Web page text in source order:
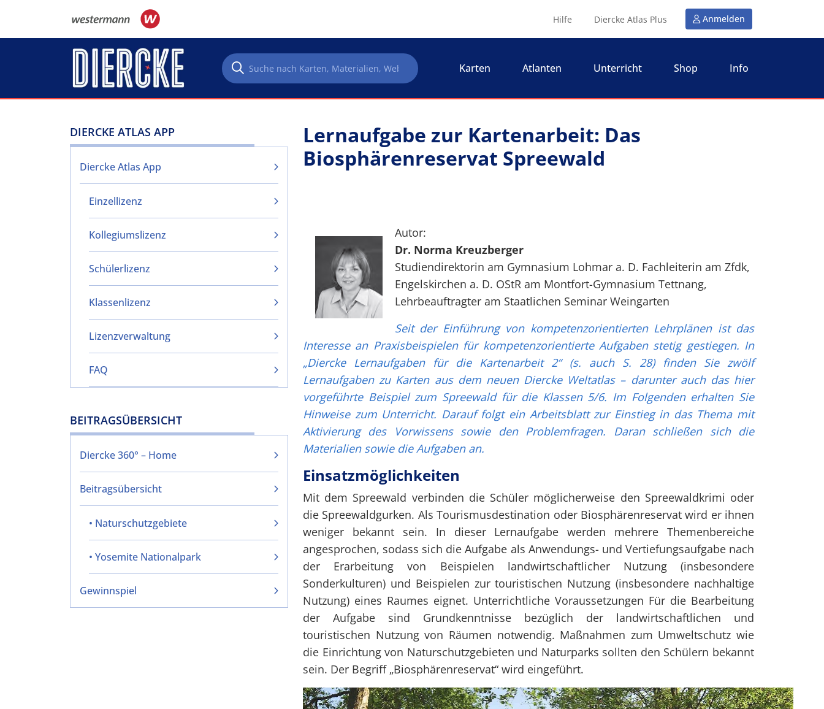
Hilfe Diercke Atlas Plus Anmelden
Karten Atlanten Unterricht Shop Info
DIERCKE ATLAS APP
Diercke Atlas App
Einzellizenz
Kollegiumslizenz
Schülerlizenz
Klassenlizenz
Lizenzverwaltung
FAQ
BEITRAGSÜBERSICHT
Diercke 360° – Home
Beitragsübersicht
• Naturschutzgebiete
• Yosemite Nationalpark
Gewinnspiel
Lernaufgabe zur Kartenarbeit: Das
Biosphärenreservat Spreewald
Autor:
Dr. Norma Kreuzberger
Studiendirektorin am Gymnasium Lohmar a. D. Fachleiterin am Zfdk,
Engelskirchen a. D. OStR am Montfort-Gymnasium Tettnang,
Lehrbeauftragter am Staatlichen Seminar Weingarten
Seit der Einführung von kompetenzorientierten Lehrplänen ist das
Interesse an Praxisbeispielen für kompetenzorientierte Aufgaben stetig gestiegen. In
„Diercke Lernaufgaben für die Kartenarbeit 2“ (s. auch S. 28) finden Sie zwölf
Lernaufgaben zu Karten aus dem neuen Diercke Weltatlas – darunter auch das hier
vorgeführte Beispiel zum Spreewald für die Klassen 5/6. Im Folgenden erhalten Sie
Hinweise zum Unterricht. Darauf folgt ein Arbeitsblatt zur Einstieg in das Thema mit
Aktivierung des Vorwissens sowie den Problemfragen. Daran schließen sich die
Materialien sowie die Aufgaben an.
Einsatzmöglichkeiten
Mit dem Spreewald verbinden die Schüler möglicherweise den Spreewaldkrimi oder
die Spreewaldgurken. Als Tourismusdestination oder Biosphärenreservat wird er ihnen
weniger bekannt sein. In dieser Lernaufgabe werden mehrere Themenbereiche
angesprochen, sodass sich die Aufgabe als Anwendungs- und Vertiefungsaufgabe nach
der Erarbeitung von Beispielen landwirtschaftlicher Nutzung (insbesondere
Sonderkulturen) und Beispielen zur touristischen Nutzung (insbesondere nachhaltige
Nutzung) eines Raumes eignet. Unterrichtliche Voraussetzungen Für die Bearbeitung
der Aufgabe sind Grundkenntnisse bezüglich der landwirtschaftlichen und
touristischen Nutzung von Räumen notwendig. Maßnahmen zum Umweltschutz wie
die Einrichtung von Naturschutzgebieten und Naturparks sollten den Schülern bekannt
sein. Der Begriff „Biosphärenreservat“ wird eingeführt.